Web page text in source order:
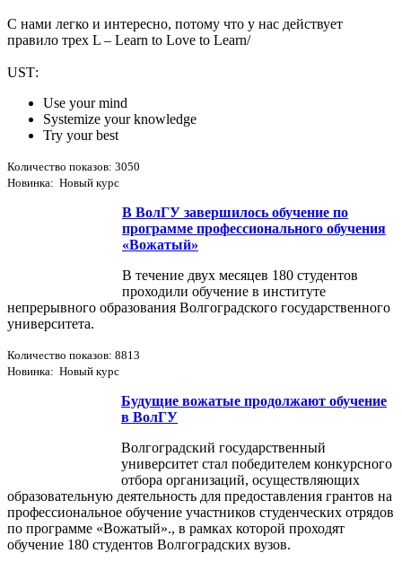
С нами легко и интересно, потому что у нас действует
правило трех L – Learn to Love to Learn/
USТ:
Use your mind
Systemize your knowledge
Try your best
Количество показов: 3050
Новинка: Новый курс
В ВолГУ завершилось обучение по
программе профессионального обучения
«Вожатый»
В течение двух месяцев 180 студентов
проходили обучение в институте
непрерывного образования Волгоградского государственного
университета.
Количество показов: 8813
Новинка: Новый курс
Будущие вожатые продолжают обучение
в ВолГУ
Волгоградский государственный
университет стал победителем конкурсного
отбора организаций, осуществляющих
образовательную деятельность для предоставления грантов на
профессиональное обучение участников студенческих отрядов
по программе «Вожатый»., в рамках которой проходят
обучение 180 студентов Волгоградских вузов.